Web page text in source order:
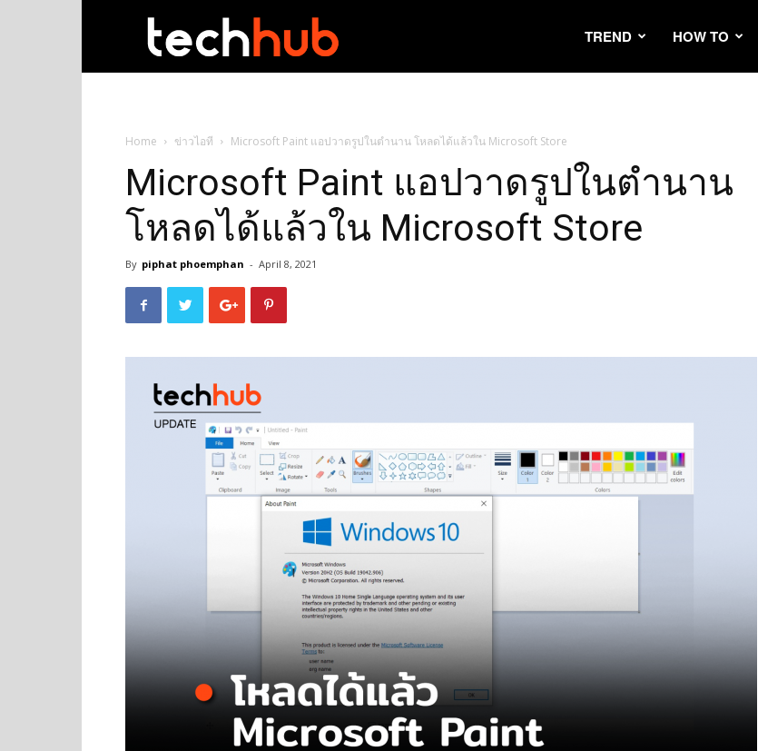
TREND HOW TO
Home ข่าวไอที Microsoft Paint แอปวาดรูปในตำนาน โหลดได้แล้วใน Microsoft Store
Microsoft Paint แอปวาดรูปในตำนาน
โหลดได้แล้วใน Microsoft Store
By piphat phoemphan - April 8, 2021